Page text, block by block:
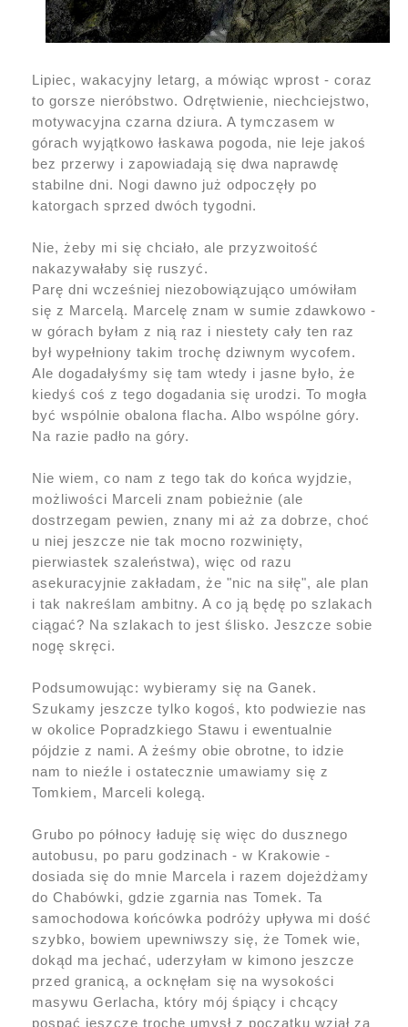
Lipiec, wakacyjny letarg, a mówiąc wprost - coraz
to gorsze nieróbstwo. Odrętwienie, niechciejstwo,
motywacyjna czarna dziura. A tymczasem w
górach wyjątkowo łaskawa pogoda, nie leje jakoś
bez przerwy i zapowiadają się dwa naprawdę
stabilne dni. Nogi dawno już odpoczęły po
katorgach sprzed dwóch tygodni.
Nie, żeby mi się chciało, ale przyzwoitość
nakazywałaby się ruszyć.
Parę dni wcześniej niezobowiązująco umówiłam
się z Marcelą. Marcelę znam w sumie zdawkowo -
w górach byłam z nią raz i niestety cały ten raz
był wypełniony takim trochę dziwnym wycofem.
Ale dogadałyśmy się tam wtedy i jasne było, że
kiedyś coś z tego dogadania się urodzi. To mogła
być wspólnie obalona flacha. Albo wspólne góry.
Na razie padło na góry.
Nie wiem, co nam z tego tak do końca wyjdzie,
możliwości Marceli znam pobieżnie (ale
dostrzegam pewien, znany mi aż za dobrze, choć
u niej jeszcze nie tak mocno rozwinięty,
pierwiastek szaleństwa), więc od razu
asekuracyjnie zakładam, że "nic na siłę", ale plan
i tak nakreślam ambitny. A co ją będę po szlakach
ciągać? Na szlakach to jest ślisko. Jeszcze sobie
nogę skręci.
Podsumowując: wybieramy się na Ganek.
Szukamy jeszcze tylko kogoś, kto podwiezie nas
w okolice Popradzkiego Stawu i ewentualnie
pójdzie z nami. A żeśmy obie obrotne, to idzie
nam to nieźle i ostatecznie umawiamy się z
Tomkiem, Marceli kolegą.
Grubo po północy ładuję się więc do dusznego
autobusu, po paru godzinach - w Krakowie -
dosiada się do mnie Marcela i razem dojeżdżamy
do Chabówki, gdzie zgarnia nas Tomek. Ta
samochodowa końcówka podróży upływa mi dość
szybko, bowiem upewniwszy się, że Tomek wie,
dokąd ma jechać, uderzyłam w kimono jeszcze
przed granicą, a ocknęłam się na wysokości
masywu Gerlacha, który mój śpiący i chcący
pospać jeszcze trochę umysł z początku wziął za